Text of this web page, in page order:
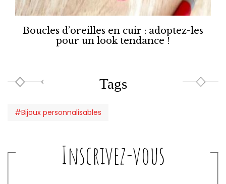
Boucles d’oreilles en cuir : adoptez-les
pour un look tendance !
Tags
#Bijoux personnalisables
Inscrivez-vous